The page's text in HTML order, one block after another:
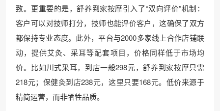
致。更重要的是，舒养到家按摩引入了“双向评价”机制：
客户可以对技师打分，技师也能评价客户，这确保了双方
都保持专业态度。此外，平台与2000多家线上合作店铺联
动，提供艾灸、采耳等配套项目，价格同样低于市场均
价。比如川式采耳，到店一般298元，舒养到家按摩只需
218元；保健灸到店238元，这里只要168元。低价来源于
精简运营，而非牺牲品质。